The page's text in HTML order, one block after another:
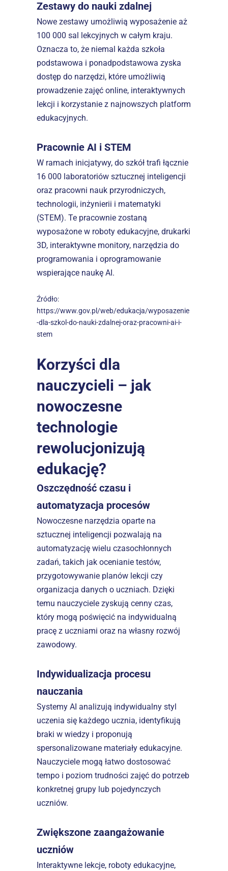
Zestawy do nauki zdalnej
Nowe zestawy umożliwią wyposażenie aż
100 000 sal lekcyjnych w całym kraju.
Oznacza to, że niemal każda szkoła
podstawowa i ponadpodstawowa zyska
dostęp do narzędzi, które umożliwią
prowadzenie zajęć online, interaktywnych
lekcji i korzystanie z najnowszych platform
edukacyjnych.
Pracownie AI i STEM
W ramach inicjatywy, do szkół trafi łącznie
16 000 laboratoriów sztucznej inteligencji
oraz pracowni nauk przyrodniczych,
technologii, inżynierii i matematyki
(STEM). Te pracownie zostaną
wyposażone w roboty edukacyjne, drukarki
3D, interaktywne monitory, narzędzia do
programowania i oprogramowanie
wspierające naukę AI.
Źródło:
https://www.gov.pl/web/edukacja/wyposazenie
-dla-szkol-do-nauki-zdalnej-oraz-pracowni-ai-i-
stem
Korzyści dla
nauczycieli – jak
nowoczesne
technologie
rewolucjonizują
edukację?
Oszczędność czasu i
automatyzacja procesów
Nowoczesne narzędzia oparte na
sztucznej inteligencji pozwalają na
automatyzację wielu czasochłonnych
zadań, takich jak ocenianie testów,
przygotowywanie planów lekcji czy
organizacja danych o uczniach. Dzięki
temu nauczyciele zyskują cenny czas,
który mogą poświęcić na indywidualną
pracę z uczniami oraz na własny rozwój
zawodowy.
Indywidualizacja procesu
nauczania
Systemy AI analizują indywidualny styl
uczenia się każdego ucznia, identyfikują
braki w wiedzy i proponują
spersonalizowane materiały edukacyjne.
Nauczyciele mogą łatwo dostosować
tempo i poziom trudności zajęć do potrzeb
konkretnej grupy lub pojedynczych
uczniów.
Zwiększone zaangażowanie
uczniów
Interaktywne lekcje, roboty edukacyjne,